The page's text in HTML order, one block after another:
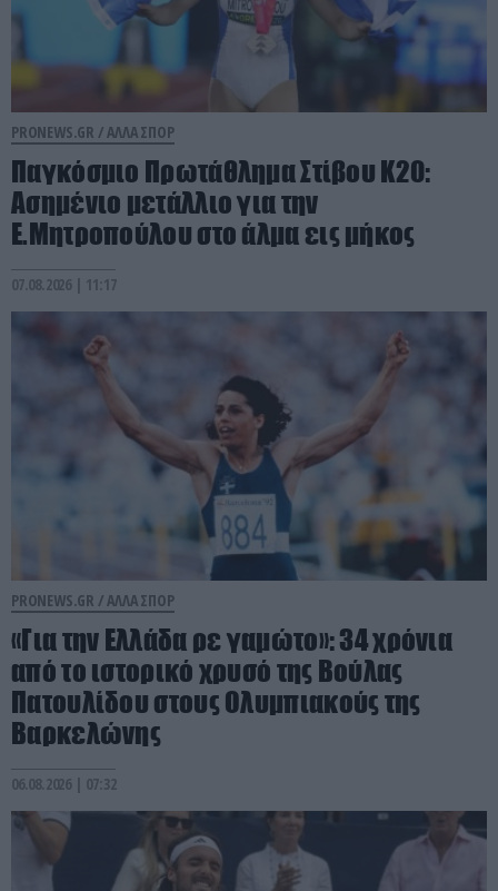
PRONEWS.GR /ΑΛΛΑ ΣΠΟΡ
Παγκόσμιο Πρωτάθλημα Στίβου Κ20:
Ασημένιο μετάλλιο για την
Ε.Μητροπούλου στο άλμα εις μήκος
07.08.2026 | 11:17
PRONEWS.GR / ΑΛΛΑ ΣΠΟΡ
«Για την Ελλάδα ρε γαμώτο»: 34 χρόνια
από το ιστορικό χρυσό της Βούλας
Πατουλίδου στους Ολυμπιακούς της
Βαρκελώνης
06.08.2026 | 07:32